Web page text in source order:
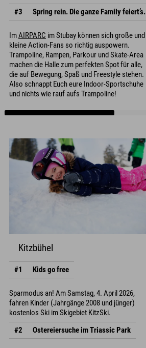
#3
Spring rein. Die ganze Family feiert’s.
ImAIRPARC im Stubay können sich große und
kleine Action-Fans so richtig auspowern.
Trampoline, Rampen, Parkour und Skate-Area
machen die Halle zum perfekten Spot für alle,
die auf Bewegung, Spaß und Freestyle stehen.
Also schnappt Euch eure Indoor-Sportschuhe
und nichts wie rauf aufs Trampoline!
Kitzbühel
#1 Kids go free
Sparmodus an! Am Samstag, 4. April 2026,
fahren Kinder (Jahrgänge 2008 und jünger)
kostenlos Ski im Skigebiet KitzSki.
#2
Ostereiersuche im Triassic Park